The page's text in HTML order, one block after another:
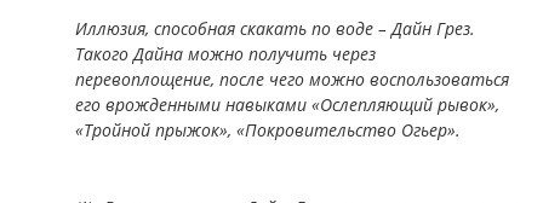
Иллюзия, способная скакать по воде – Дайн Грез.
Такого Дайна можно получить через
перевоплощение, после чего можно воспользоваться
его врожденными навыками «Ослепляющий рывок»,
«Тройной прыжок», «Покровительство Огьер».